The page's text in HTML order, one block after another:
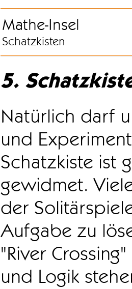
Mathe-Insel
Schatzkisten
5.
Natürlich darf
und
Schatzkiste ist
gewidmet.
der
Aufgabe zu
"River
und Logik